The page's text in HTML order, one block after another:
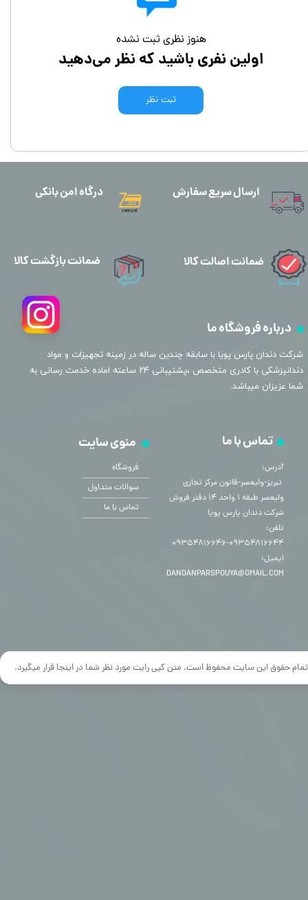
هنوز نظری ثبت نشده
اولین نفری باشید که نظر می‌دهید
ثبت نظر
تمام حقوق این سایت محفوظ است. متن کپی رایت مورد نظر شما در اینجا قرار میگیرد.
ارسال سریع سفارش
درباره فروشگاه ما
​شرکت دندان پارس پویا با سابقه چندین ساله در زمینه تجهیزات و مواد
دندانپزشکی با کادری متخصص ،پشتیبانی ۲۴ ساعته اماده خدمت رسانی به
شما عزیزان میباشد.
منوی سایت
فروشگاه
سوالات متداول
تماس با ما
تماس با ما
آدرس:
​​​​​​​ تبریز-ولیعصر-قانون مرکز تجاری
ولیعصر طبقه ۱ واحد ۱۴ دفتر فروش
شرکت دندان پارس پویا
تلفن:
۰۹۳۵۴۸۱۶۶۴۴-۰۹۳۵۴۸۱۶۶۴۶
ایمیل:
DANDANPARSPOUYA@GMAIL.COM
درگاه امن بانکی
ضمانت اصالت کالا ضمانت بازگشت کالا